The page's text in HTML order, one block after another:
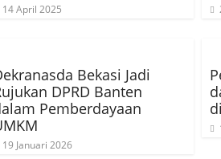
14 April 2025
Bekasi Jadi
DPRD Banten
Pemberdayaan
19 Januari 2026